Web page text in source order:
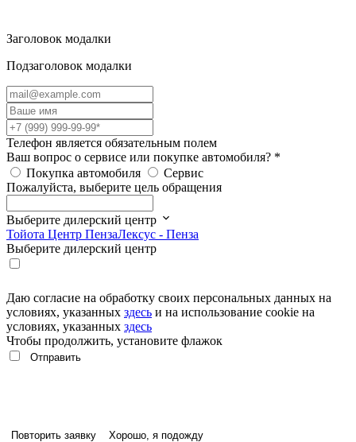
Заголовок модалки
Подзаголовок модалки
Телефон является обязательным полем
Ваш вопрос о сервисе или покупке автомобиля? *
Покупка автомобиля
Сервис
Пожалуйста, выберите цель обращения
Выберите дилерский центр
Тойота Центр ПензаЛексус - Пенза
Выберите дилерский центр
Даю согласие на обработку своих персональных данных на
условиях, указанных здесь и на использование cookie на
условиях, указанных здесь
Чтобы продолжить, установите флажок
Повторить заявку Хорошо, я подожду